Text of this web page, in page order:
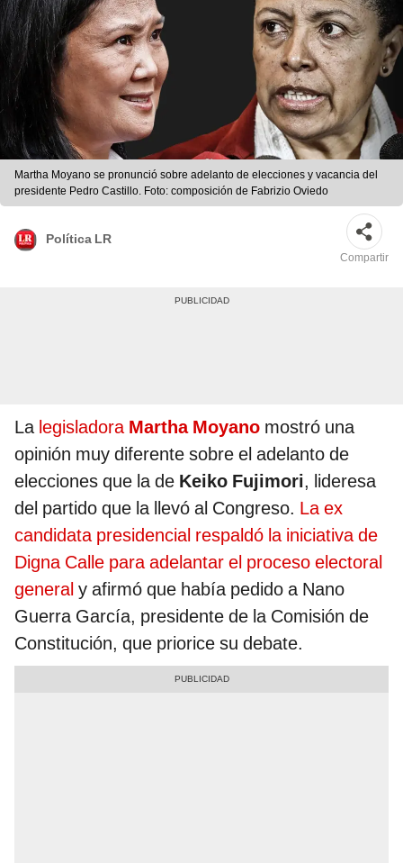
Martha Moyano se pronunció sobre adelanto de elecciones y vacancia del
presidente Pedro Castillo. Foto: composición de Fabrizio Oviedo
Política LR
Compartir
La legisladora Martha Moyano mostró una
opinión muy diferente sobre el adelanto de
elecciones que la de Keiko Fujimori, lideresa
del partido que la llevó al Congreso. La ex
candidata presidencial respaldó la iniciativa de
Digna Calle para adelantar el proceso electoral
general y afirmó que había pedido a Nano
Guerra García, presidente de la Comisión de
Constitución, que priorice su debate.